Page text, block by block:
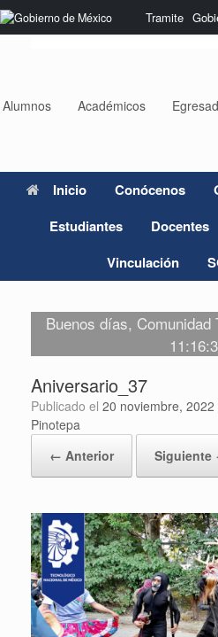
Nota:
este
sistema
Tramite
Saltar
al
Alumnos Académicos
Inicio Conócenos
Estudiantes
Docentes
Vinculación
Buenos días, Comunidad
Aniversario_37
Publicado el 20 noviembre, 2022
Pinotepa
← Anterior
Siguiente